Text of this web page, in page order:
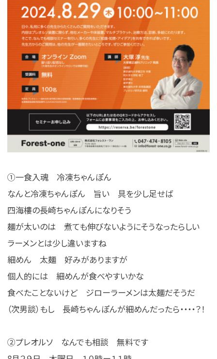
①一食入魂 冷凍ちゃんぽん
なんと冷凍ちゃんぽん 旨い 具を少し足せば
四海樓の長崎ちゃんぽんになりそう
麺が太いのは 煮ても伸びないようにそうなったらしい
ラーメンとは少し違いますね
細めん 太麺 好みがありますが
個人的には 細めんが食べやすいかな
食べたことないけど ジローラーメンは太麺だそうだ
（次男談）もし 長崎ちゃんぽんが細めんだったら・・・・？！
②プレオルソ なんでも相談 無料です